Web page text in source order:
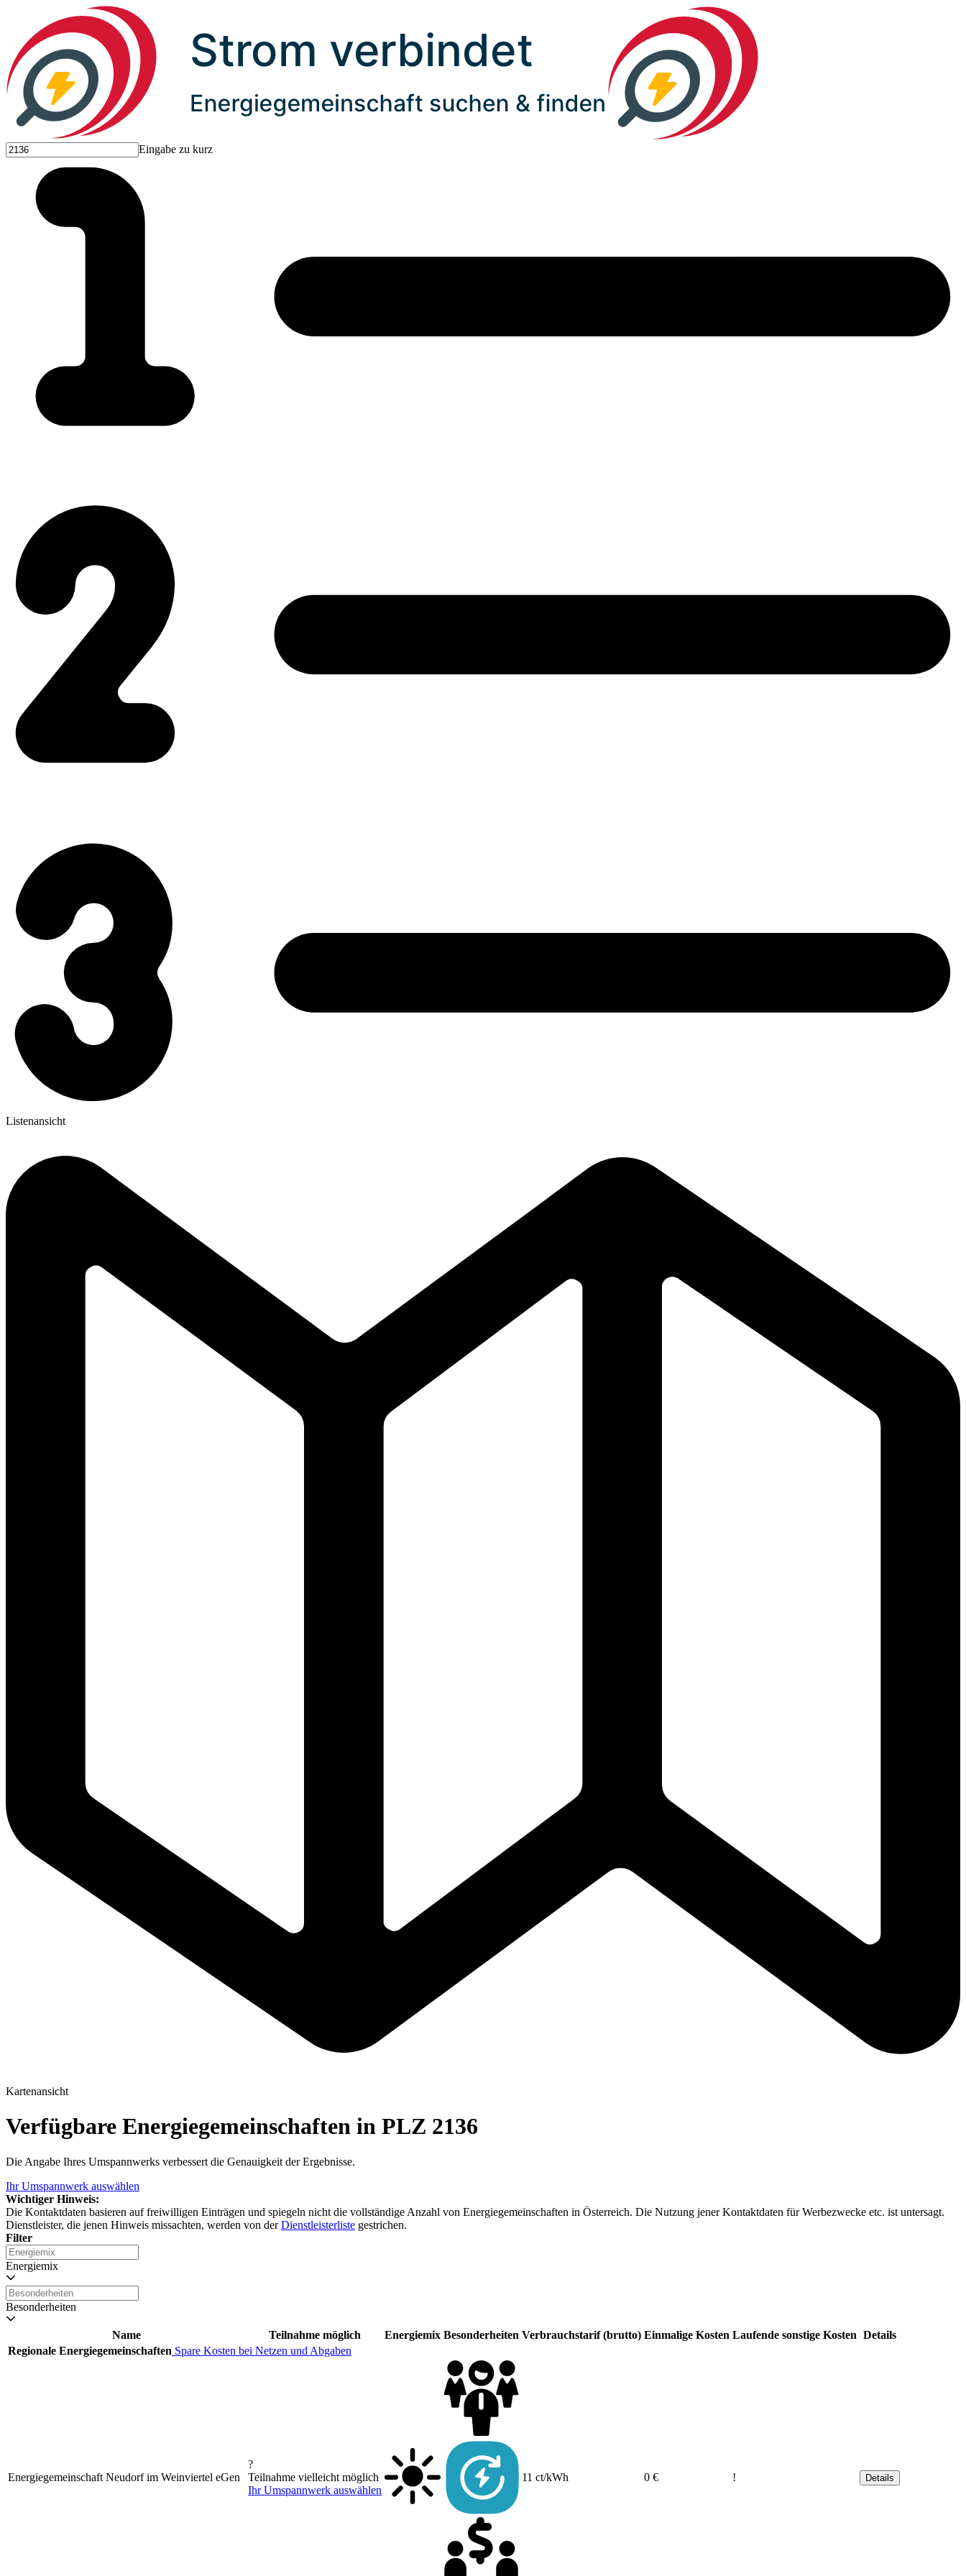
Eingabe zu kurz
Listenansicht
Kartenansicht
Verfügbare Energiegemeinschaften in PLZ 2136
Die Angabe Ihres Umspannwerks verbessert die Genauigkeit der Ergebnisse.
Ihr Umspannwerk auswählen
Wichtiger Hinweis:
Die Kontaktdaten basieren auf freiwilligen Einträgen und spiegeln nicht die vollständige Anzahl von Energiegemeinschaften in Österreich. Die Nutzung jener Kontaktdaten für Werbezwecke etc. ist untersagt.
Dienstleister, die jenen Hinweis missachten, werden von derDienstleisterliste gestrichen.
Filter
Energiemix
Besonderheiten
Name Teilnahme möglich Energiemix Besonderheiten Verbrauchstarif (brutto) Einmalige Kosten Laufende sonstige Kosten Details
Regionale Energiegemeinschaften Spare Kosten bei Netzen und Abgaben
Energiegemeinschaft Neudorf im Weinviertel eGen
?
Teilnahme vielleicht möglich
Ihr Umspannwerk auswählen
11 ct/kWh 0 € ! Details